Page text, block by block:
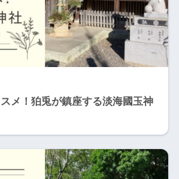
メ！狛兎が鎮座する淡海國玉神